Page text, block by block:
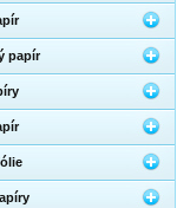
papír